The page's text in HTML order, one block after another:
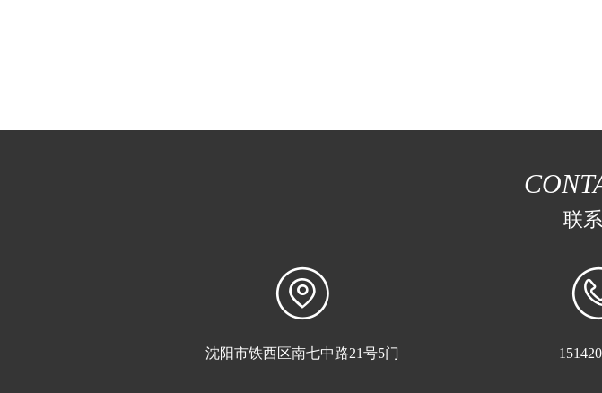
联
沈阳市铁西区南七中路21号5门